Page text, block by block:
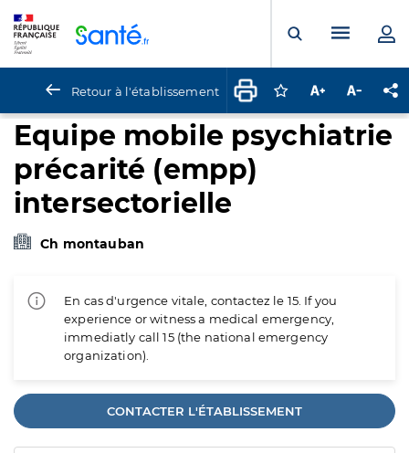
Ouvrir laMenu
Retour à l'établissement Connectez-vous
Augmenter la
Equipe mobile psychiatrie
précarité (empp)
intersectorielle
Ch montauban
En cas d'urgence vitale, contactez le 15. If you
experience or witness a medical emergency,
immediatly call 15 (the national emergency
organization).
CONTACTER L'ÉTABLISSEMENT